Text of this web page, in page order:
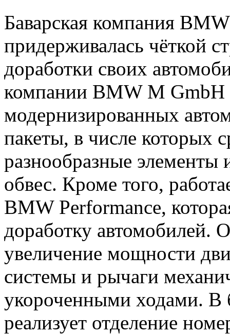
Баварская компания BMW
придерживалась чёткой
доработки своих
компании BMW M GmbH
модернизированных
пакеты, в числе которых
разнообразные элементы
обвес. Кроме того,
BMW Performance,
доработку автомобилей.
увеличение мощности
системы и рычаги
укороченными ходами. В
реализует отделение